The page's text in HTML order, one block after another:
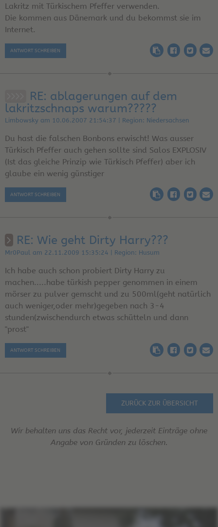
Lakritz mit Türkischem Pfeffer verwenden.
Die kommen aus Dänemark und du bekommst sie im
Internet.
ANTWORT SCHREIBEN
RE: ablagerungen auf dem
lakritzschnaps warum?????
Limbowsky am 10.06.2007 21:54:37 | Region: Niedersachsen
Du hast die falschen Bonbons erwischt! Was ausser
Türkisch Pfeffer auch gehen sollte sind Salos EXPLOSIV
(Ist das gleiche Prinzip wie Türkisch Pfeffer) aber ich
glaube ein wenig günstiger
ANTWORT SCHREIBEN
RE: Wie geht Dirty Harry???
Mr0Paul am 22.11.2009 15:35:24 | Region: Husum
Ich habe auch schon probiert Dirty Harry zu
machen.....habe türkish pepper genommen in einem
mörser zu pulver gemscht und zu 500ml(geht natürlich
auch weniger,oder mehr)gegeben nach 3-4
stunden(zwischendurch etwas schütteln und dann
"prost"
ANTWORT SCHREIBEN
ZURÜCK ZUR ÜBERSICHT
Wir behalten uns das Recht vor, jederzeit Einträge ohne
Angabe von Gründen zu löschen.